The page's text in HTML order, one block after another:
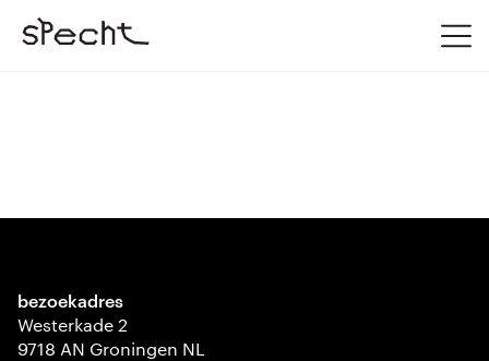
bezoekadres
Westerkade 2
9718 AN Groningen NL